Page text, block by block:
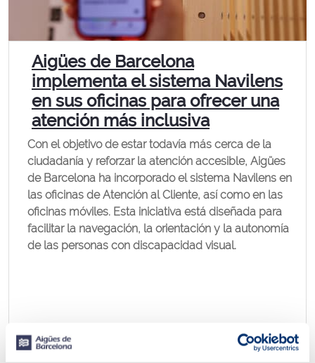
Aigües de Barcelona
implementa el sistema Navilens
en sus oficinas para ofrecer una
atención más inclusiva
Con el objetivo de estar todavía más cerca de la
ciudadanía y reforzar la atención accesible, Aigües
de Barcelona ha incorporado el sistema Navilens en
las oficinas de Atención al Cliente, así como en las
oficinas móviles. Esta iniciativa está diseñada para
facilitar la navegación, la orientación y la autonomía
de las personas con discapacidad visual.